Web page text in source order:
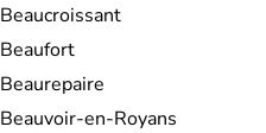
Beaucroissant
Beaufort
Beaurepaire
Beauvoir-en-Royans